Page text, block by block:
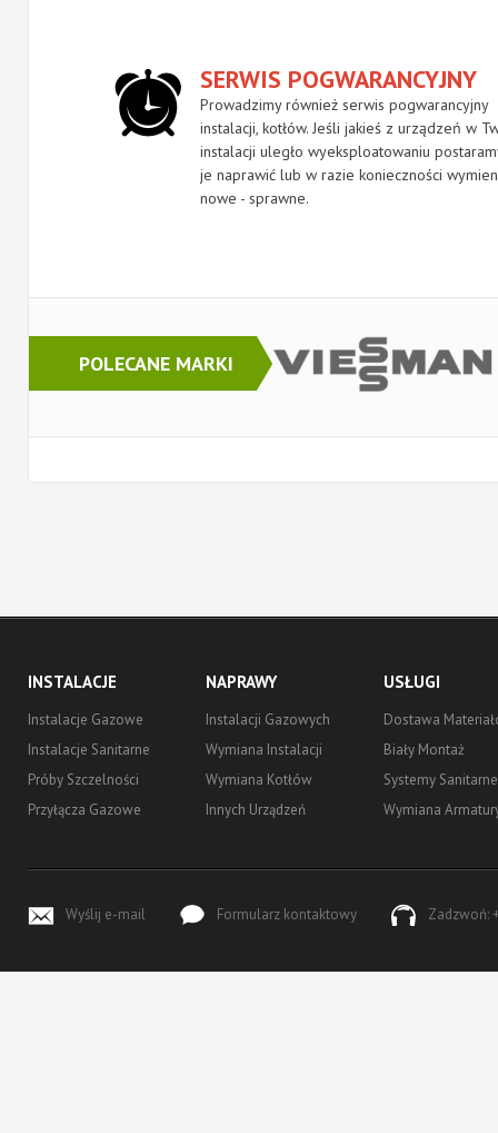
SERWIS POGWARANCYJNY
Prowadzimy również serwis pogwarancyjny
instalacji, kotłów. Jeśli jakieś z urządzeń w
instalacji uległo wyeksploatowaniu
je naprawić lub w razie konieczności
nowe - sprawne.
POLECANE MARKI
INSTALACJE
Instalacje Gazowe
Instalacje Sanitarne
Próby Szczelności
Przyłącza Gazowe
NAPRAWY
Instalacji Gazowych
Wymiana Instalacji
Wymiana Kotłów
Innych Urządzeń
USŁUGI
Dostawa
Biały Montaż
Systemy Sanitarne
Wymiana
Wyślij e-mail Formularz kontaktowy Zadzwoń: